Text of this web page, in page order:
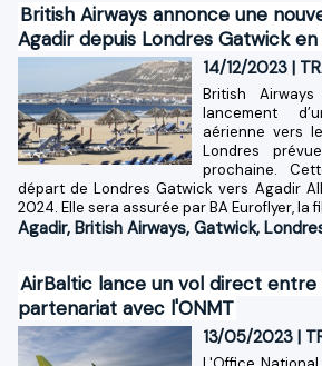
British Airways annonce une
Agadir depuis Londres Gatwick
14/12/2023 |
British
lancement
aérienne vers
Londres
prochaine.
départ de Londres Gatwick vers Agadir
2024. Elle sera assurée par BA Euroflyer, la
Agadir, British Airways, Gatwick,
AirBaltic lance un vol direct entre
partenariat avec l'ONMT
13/05/2023 |